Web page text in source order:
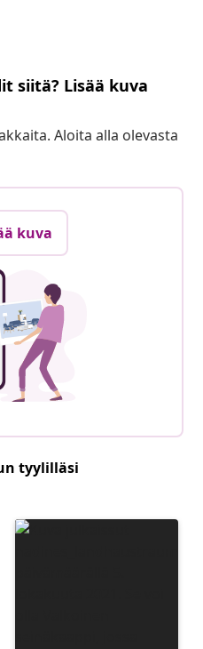
siitä? Lisää kuva
Aloita alla olevasta
kuva
tyylilläsi